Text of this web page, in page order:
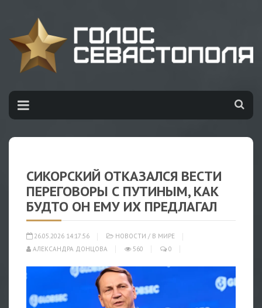
СИКОРСКИЙ ОТКАЗАЛСЯ ВЕСТИ
ПЕРЕГОВОРЫ С ПУТИНЫМ, КАК
БУДТО ОН ЕМУ ИХ ПРЕДЛАГАЛ
26.05.2026 14:17:56 НОВОСТИ / В МИРЕ
АЛЕКСАНДРА ДОНЦОВА
560 0